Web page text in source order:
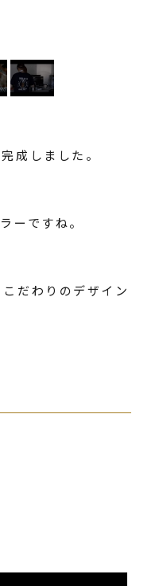
成しました。
ーですね。
だわりのデザイン